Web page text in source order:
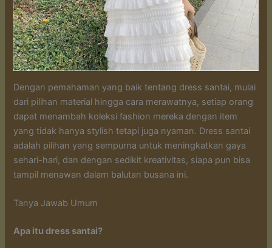
Dengan pemahaman yang baik tentang dress santai, mulai
dari pilihan material hingga cara merawatnya, setiap orang
dapat menambah koleksi fashion mereka dengan item
yang tidak hanya stylish tetapi juga nyaman. Dress santai
adalah pilihan yang sempurna untuk meningkatkan gaya
sehari-hari, dan dengan sedikit kreativitas, siapa pun bisa
tampil menawan dalam balutan busana ini.
Tanya Jawab Umum
Apa itu dress santai?